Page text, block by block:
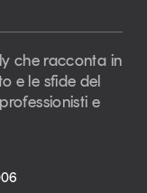
che racconta in
e le sfide del
e